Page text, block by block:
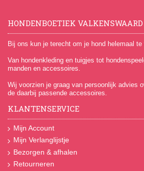
HONDENBOETIEK VALKENSWAARD
Bij ons kun je terecht om je hond helemaal te
Van hondenkleding en tuigjes tot
manden en accessoires.
Wij voorzien je graag van persoonlijk advies
de daarbij passende accessoires.
KLANTENSERVICE
Mijn Account
Mijn Verlanglijstje
Bezorgen & afhalen
Retourneren